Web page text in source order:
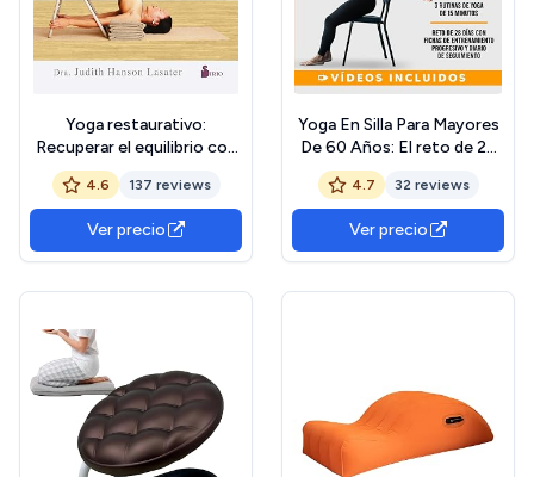
Yoga restaurativo:
Recuperar el equilibrio con
la relajación profunda
(TAOISMO)
4.6 137 reviews
Ver precio
Yoga En Silla Para Mayores
De 60 Años: El reto de 28
días con 100 ejercicios
ilustrados en vídeo, diario
de progreso y 3 rutinas con
videoexplicación
4.7 32 reviews
Ver precio